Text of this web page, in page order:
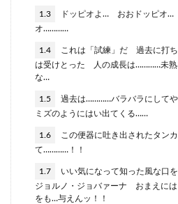
1.3
ドッピオよ… おおドッピオ…
オ…………
1.4
これは「試練」だ 過去に打
は受けとった 人の成長は…………未熟
な…
1.5
過去は…………バラバラにして
ミズのようにはい出てくる……
1.6
この便器に吐き出されたタン
て…………！！
1.7
いい気になって知った風な口
ジョルノ・ジョバァーナ おまえに
をも…与えんッ！！